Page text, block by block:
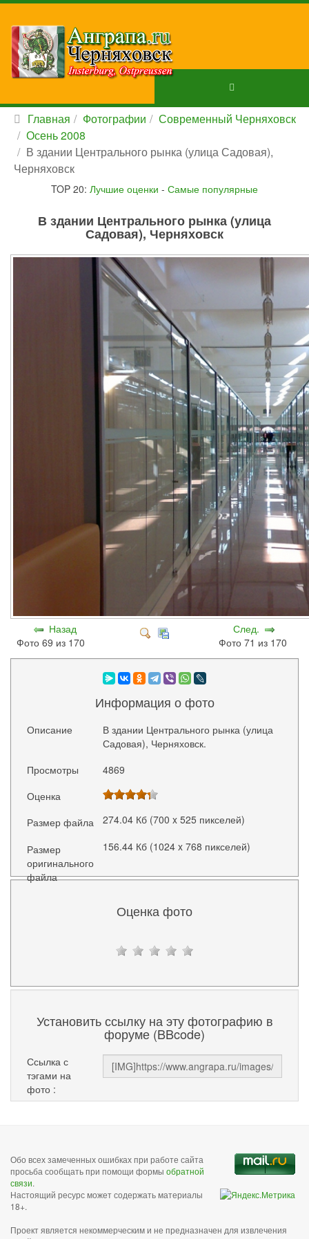
Главная Фотографии
Современный Черняховск
Осень 2008
В здании Центрального рынка (улица Садовая),
Черняховск
TOP 20: Лучшие оценки - Самые популярные
В здании Центрального рынка (улица
Садовая), Черняховск
Назад
Фото 69 из 170
След.
Фото 71 из 170
Информация о фото
Описание
В здании Центрального рынка (улица
Садовая), Черняховск.
Просмотры
4869
Оценка
Размер файла
274.04 Кб (700 x 525 пикселей)
Размер
оригинального
файла
156.44 Кб (1024 x 768 пикселей)
Оценка фото
Установить ссылку на эту фотографию в
форуме (BBcode)
Ссылка с
тэгами на
фото :
Обо всех замеченных ошибках при работе сайта
просьба сообщать при помощи формы обратной
связи.
Настоящий ресурс может содержать материалы
18+.
Проект является некоммерческим и не предназначен для извлечения